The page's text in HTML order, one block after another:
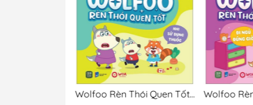
Wolfoo Rèn Thói Quen Tốt - Khi Sử Dụng Thuốc